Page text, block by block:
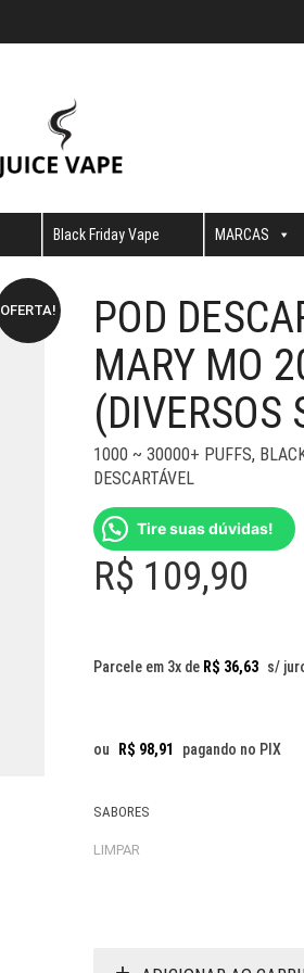
Black Friday Vape MARCAS
OFERTA!
POD
MARY MO
(DIVERSOS
1000 ~ 30000+ PUFFS,
DESCARTÁVEL
Tire suas dúvidas!
R$ 109,90
Parcele em 3x de R$ 36,63 s/
ou R$ 98,91 pagando no PIX
SABORES
LIMPAR